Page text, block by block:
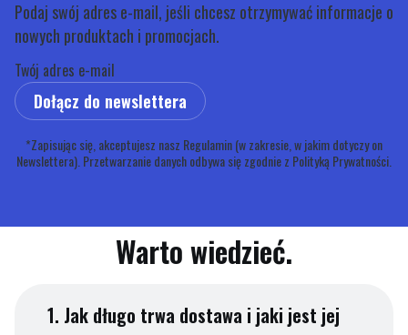
Podaj swój adres e-mail, jeśli chcesz otrzymywać informacje o
nowych produktach i promocjach.
Twój adres e-mail
Dołącz do newslettera
*Zapisując się, akceptujesz nasz Regulamin (w zakresie, w jakim dotyczy on
Newslettera). Przetwarzanie danych odbywa się zgodnie z Polityką Prywatności.
Warto wiedzieć.
1. Jak długo trwa dostawa i jaki jest jej